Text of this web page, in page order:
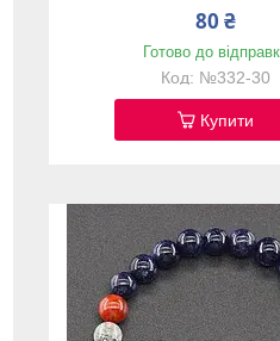
80 ₴
Готово до
№332-30
Купити